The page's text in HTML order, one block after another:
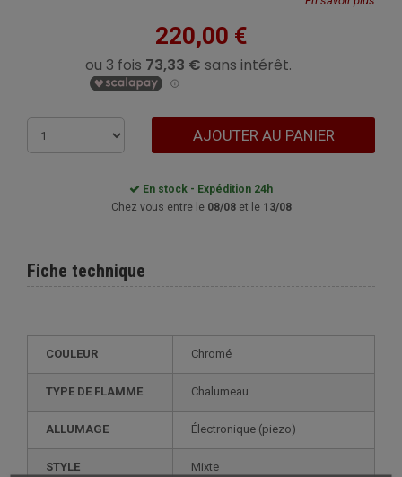
220,00 €
AJOUTER AU PANIER
En stock - Expédition 24h
Chez vous entre le 08/08et le 13/08
Fiche technique
COULEUR Chromé
TYPE DE FLAMME Chalumeau
ALLUMAGE électronique (piezo)
STYLE mixte